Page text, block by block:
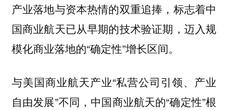
产业落地与资本热情的双重追捧，标志着中
国商业航天已从早期的技术验证期，迈入规
模化商业落地的“确定性”增长区间。
与美国商业航天产业“私营公司引领、产业
自由发展”不同，中国商业航天的“确定性”根